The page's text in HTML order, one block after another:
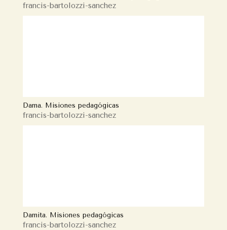
francis-bartolozzi-sanchez
Dama. Misiones pedagógicas
francis-bartolozzi-sanchez
Damita. Misiones pedagógicas
francis-bartolozzi-sanchez